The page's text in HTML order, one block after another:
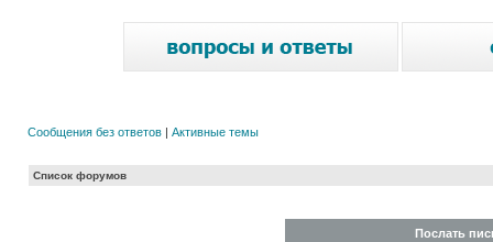
Сообщения без ответов | Активные темы
Список форумов
Послать